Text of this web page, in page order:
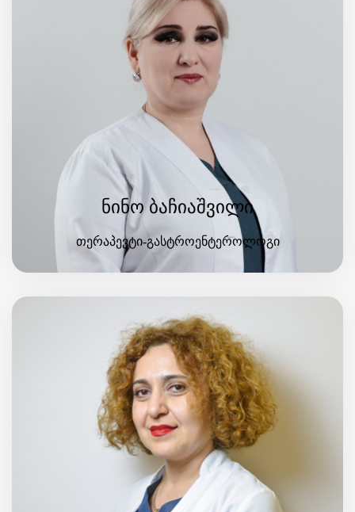
ნინო ბაჩიაშვილი
თერაპევტი-გასტროენტეროლოგი